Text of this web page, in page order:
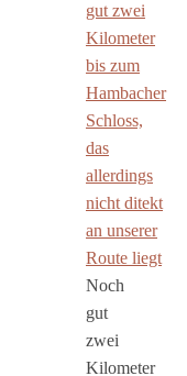
Noch
gut
zwei
Kilometer